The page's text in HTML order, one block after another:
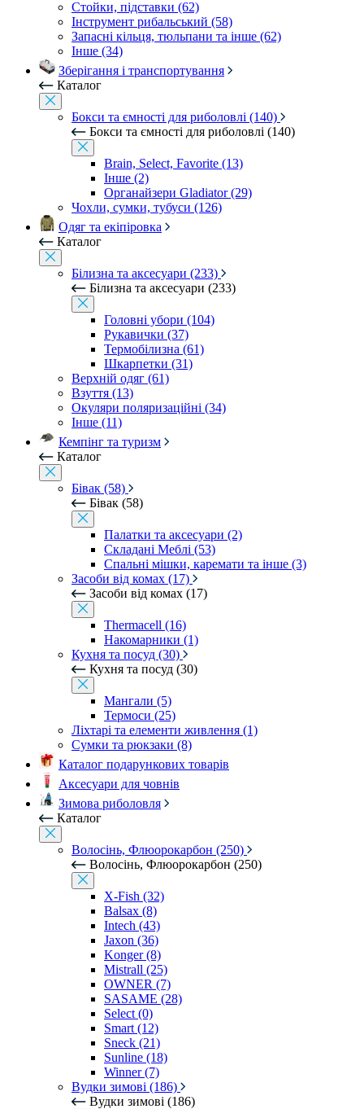
Стойки, підставки (62)
Інструмент рибальський (58)
Запасні кільця, тюльпани та інше (62)
Інше (34)
Зберігання і транспортування
Каталог
Бокси та ємності для риболовлі (140)
Бокси та ємності для риболовлі (140)
Brain, Select, Favorite (13)
Інше (2)
Органайзери Gladiator (29)
Чохли, сумки, тубуси (126)
Одяг та екіпіровка
Каталог
Білизна та аксесуари (233)
Білизна та аксесуари (233)
Головні убори (104)
Рукавички (37)
Термобілизна (61)
Шкарпетки (31)
Верхній одяг (61)
Взуття (13)
Окуляри поляризаційні (34)
Інше (11)
Кемпінг та туризм
Каталог
Бівак (58)
Бівак (58)
Палатки та аксесуари (2)
Складані Меблі (53)
Спальні мішки, каремати та інше (3)
Засоби від комах (17)
Засоби від комах (17)
Thermacell (16)
Накомарники (1)
Кухня та посуд (30)
Кухня та посуд (30)
Мангали (5)
Термоси (25)
Ліхтарі та елементи живлення (1)
Сумки та рюкзаки (8)
Каталог подарункових товарів
Аксесуари для човнів
Зимова риболовля
Каталог
Волосінь, Флюорокарбон (250)
Волосінь, Флюорокарбон (250)
X-Fish (32)
Balsax (8)
Intech (43)
Jaxon (36)
Konger (8)
Mistrall (25)
OWNER (7)
SASAME (28)
Select (0)
Smart (12)
Sneck (21)
Sunline (18)
Winner (7)
Вудки зимові (186)
Вудки зимові (186)